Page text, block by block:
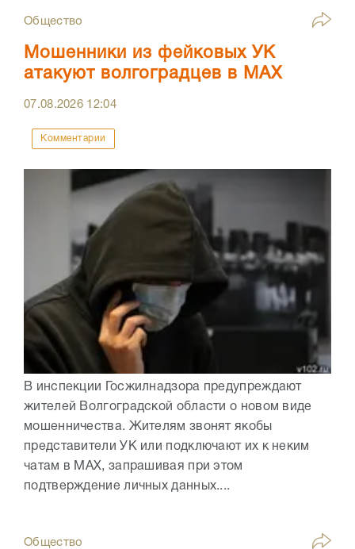
Общество
Мошенники из фейковых УК
атакуют волгоградцев в МАХ
07.08.2026 12:04
Комментарии
В инспекции Госжилнадзора предупреждают
жителей Волгоградской области о новом виде
мошенничества. Жителям звонят якобы
представители УК или подключают их к неким
чатам в МАХ, запрашивая при этом
подтверждение личных данных....
Общество